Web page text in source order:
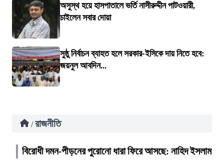
অসুস্থ হয়ে হাসপাতালে ভর্তি নাসীরুদ্দীন পাটওয়ারী,
চাইলেন সবার দোয়া
সুষ্ঠু নির্বাচন ব্যাহত হলে সরকার-ইসিকে দায় নিতে হবে:
জয়নুল আবদিন...
/ রাজনীতি
বিরোধী দমন-পীড়নের পুরোনো ধারা ফিরে আসছে: নাহিদ ইসলাম